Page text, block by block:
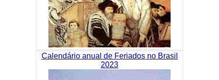
Calendário anual de Feriados no Brasil
2023